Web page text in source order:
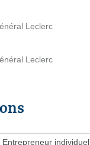
Leclerc
Leclerc
Entrepreneur individuel